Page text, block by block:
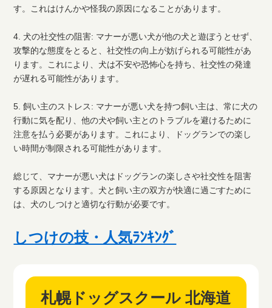
す。これはけんかや怪我の原因になることがあります。
4. 犬の社交性の阻害: マナーが悪い犬が他の犬と遊ぼうとせず、
攻撃的な態度をとると、社交性の向上が妨げられる可能性があ
ります。これにより、犬は不安や恐怖心を持ち、社交性の発達
が遅れる可能性があります。
5. 飼い主のストレス: マナーが悪い犬を持つ飼い主は、常に犬の
行動に気を配り、他の犬や飼い主とのトラブルを避けるために
注意を払う必要があります。これにより、ドッグランでの楽し
い時間が制限される可能性があります。
総じて、マナーが悪い犬はドッグランの楽しさや社交性を阻害
する原因となります。犬と飼い主の双方が快適に過ごすために
は、犬のしつけと適切な行動が必要です。
しつけの技・人気ﾗﾝｷﾝｸﾞ
札幌ドッグスクール 北海道